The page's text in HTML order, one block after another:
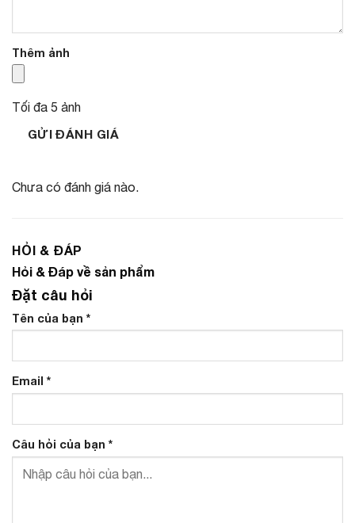
Thêm ảnh
Tối đa 5 ảnh
GỬI ĐÁNH GIÁ
Chưa có đánh giá nào.
HỎI & ĐÁP
Hỏi & Đáp về sản phẩm
Đặt câu hỏi
Tên của bạn *
Email *
Câu hỏi của bạn *